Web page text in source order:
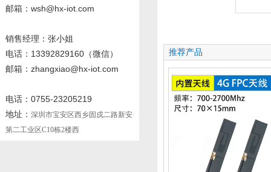
邮箱：wsh@hx-iot.com
销售经理：张小姐
电话 ：13392829160 （微信）
邮箱：zhangxiao@hx-iot.com
电话：0755-23205219
地址： 深圳市宝安区西乡固戍二路新安
第二工业区C10栋2楼西
推荐产品